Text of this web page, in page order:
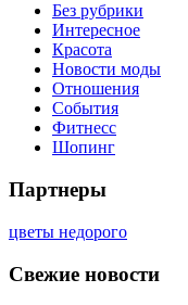
Без рубрики
Интересное
Красота
Новости моды
Отношения
События
Фитнесс
Шопинг
Партнеры
цветы недорого
Свежие новости